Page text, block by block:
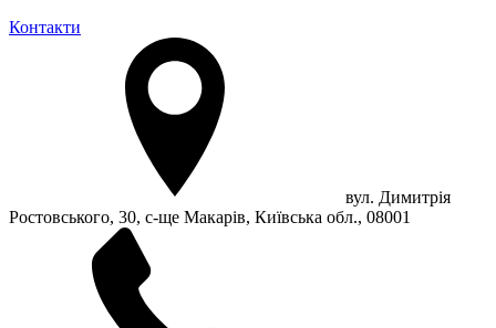
Контакти
вул. Димитрія
Ростовського, 30, с-ще Макарів, Київська обл., 08001